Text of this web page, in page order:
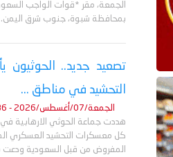
الجمعة، مقر *قوات الواجب
بمحافظة شبوة، جنوب شرق اليمن.
تصعيد جديد.. الحوثيون
التحشيد في مناطق ...
الجمعة/07/أغسطس/2026 - 08:36 م
هددت جماعة الحوثي الارهابية
كل معسكرات التحشيد العسكري
المفروض من قبل السعودية